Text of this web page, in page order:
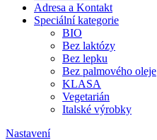
Adresa a Kontakt
Speciální kategorie
BIO
Bez laktózy
Bez lepku
Bez palmového oleje
KLASA
Vegetarián
Italské výrobky
Nastavení